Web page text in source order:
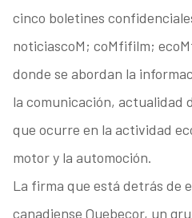
cinco boletines
noticiascoM; coMfifilm;
donde se abordan la
la comunicación, actualidad
que ocurre en la actividad
motor y la automoción.
La firma que está detrás de
canadiense Quebecor, un